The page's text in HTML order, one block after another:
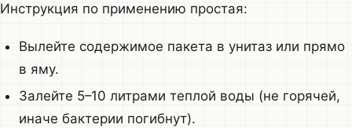
Инструкция по применению простая:
Вылейте содержимое пакета в унитаз или прямо
в яму.
Залейте 5–10 литрами теплой воды (не горячей,
иначе бактерии погибнут).